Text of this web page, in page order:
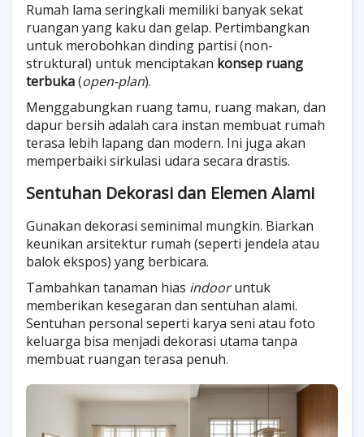
Rumah lama seringkali memiliki banyak sekat
ruangan yang kaku dan gelap. Pertimbangkan
untuk merobohkan dinding partisi (non-
struktural) untuk menciptakan konsep ruang
terbuka(open-plan).
Menggabungkan ruang tamu, ruang makan, dan
dapur bersih adalah cara instan membuat rumah
terasa lebih lapang dan modern. Ini juga akan
memperbaiki sirkulasi udara secara drastis.
Sentuhan Dekorasi dan Elemen Alami
Gunakan dekorasi seminimal mungkin. Biarkan
keunikan arsitektur rumah (seperti jendela atau
balok ekspos) yang berbicara.
Tambahkan tanaman hias indooruntuk
memberikan kesegaran dan sentuhan alami.
Sentuhan personal seperti karya seni atau foto
keluarga bisa menjadi dekorasi utama tanpa
membuat ruangan terasa penuh.